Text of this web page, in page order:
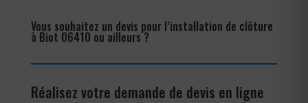
Vous souhaitez un devis pour l’installation de clôture
à Biot 06410 ou ailleurs ?
Réalisez votre demande de devis en ligne